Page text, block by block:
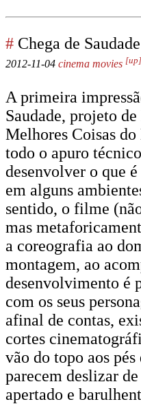
# Chega de Saudade
2012-11-04 cinema movies [up]
A primeira
Saudade, projeto
Melhores Coisas
todo o apuro
desenvolver o que
em alguns
sentido, o filme
mas
a coreografia ao
montagem, ao
desenvolvimento é
com os seus
afinal de contas,
cortes
vão do topo aos pés
parecem deslizar
apertado e